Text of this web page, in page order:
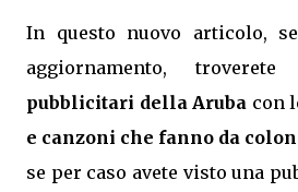
In questo nuovo articolo,
aggiornamento, troverete
pubblicitari della Aruba con
e canzoni che fanno da
se per caso avete visto una